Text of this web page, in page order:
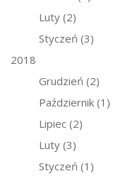
Luty (2)
Styczeń (3)
2018
Grudzień (2)
Październik (1)
Lipiec (2)
Luty (3)
Styczeń (1)